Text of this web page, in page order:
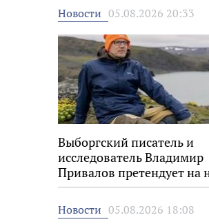
Новости 05.08.2026 20:33
Выборгский писатель и
исследователь Владимир
Привалов претендует на
«Знание.Премия»
Новости 05.08.2026 18:08